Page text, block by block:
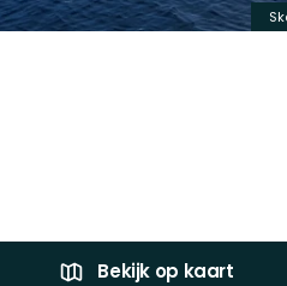
Bekijk op kaart